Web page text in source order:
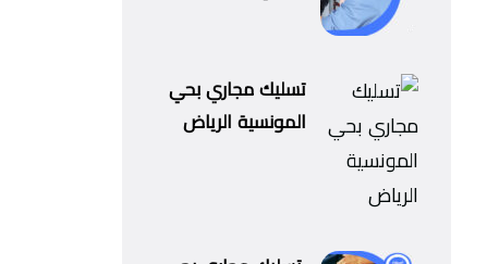
تسليك مجاري بحي
المونسية الرياض